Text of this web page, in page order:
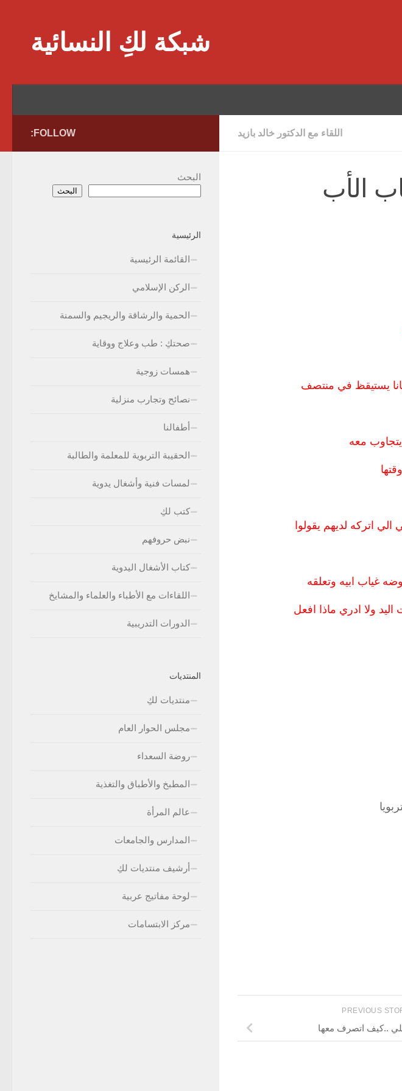
شبكة لكِ النسائية
اللقاء مع الدكتور خالد بازيد
الأب
يستيقظ في منتصف
معه
اتركه لديهم يقولوا
غياب ابيه وتعلقه
ولا ادري ماذا افعل
PREVIOUS
..كيف اتصرف معها
FOLLOW:
البحث
البحث
الرئيسية
القائمة الرئيسية
الركن الإسلامي
الحمية والرشاقة والريجيم والسمنة
صحتكِ : طب وعلاج ووقاية
همسات زوجية
نصائح وتجارب منزلية
أطفالنا
الحقيبة التربوية للمعلمة والطالبة
لمسات فنية وأشغال يدوية
كتب لكِ
نبض حروفهم
كتاب الأشغال اليدوية
اللقاءات مع الأطباء والعلماء والمشايخ
الدورات التدريبية
المنتديات
منتديات لكِ
مجلس الحوار العام
روضة السعداء
المطبخ والأطباق والتغذية
عالم المرأة
المدارس والجامعات
أرشيف منتديات لكِ
لوحة مفاتيج عربية
مركز الابتسامات